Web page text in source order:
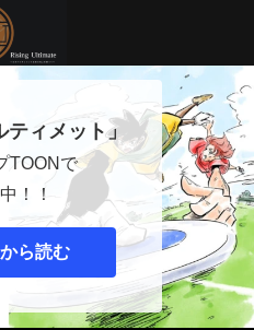
ティメット」
TOONで
！！
ら読む